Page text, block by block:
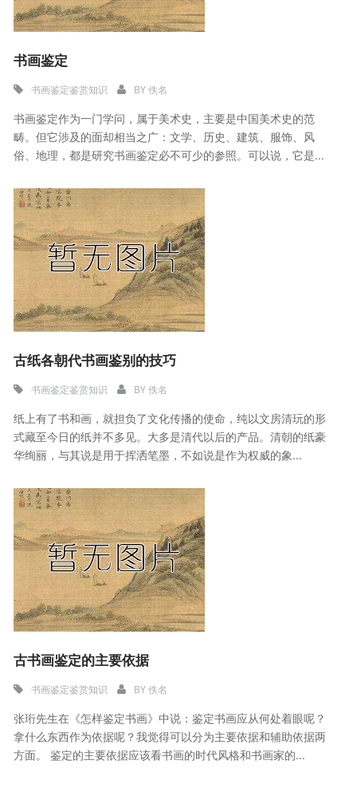
书画鉴定
书画鉴定鉴赏知识 BY佚名
书画鉴定作为一门学问，属于美术史，主要是中国美术史的范
畴。但它涉及的面却相当之广：文学、历史、建筑、服饰、风
俗、地理，都是研究书画鉴定必不可少的参照。可以说，它是...
古纸各朝代书画鉴别的技巧
书画鉴定鉴赏知识 BY佚名
纸上有了书和画，就担负了文化传播的使命，纯以文房清玩的形
式藏至今日的纸并不多见。大多是清代以后的产品。清朝的纸豪
华绚丽，与其说是用于挥洒笔墨，不如说是作为权威的象...
古书画鉴定的主要依据
书画鉴定鉴赏知识 BY佚名
张珩先生在《怎样鉴定书画》中说：鉴定书画应从何处着眼呢？
拿什么东西作为依据呢？我觉得可以分为主要依据和辅助依据两
方面。 鉴定的主要依据应该看书画的时代风格和书画家的...